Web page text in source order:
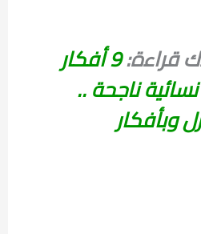
قراءة: 9 أفكار
ناجحة ..
وبأفكار